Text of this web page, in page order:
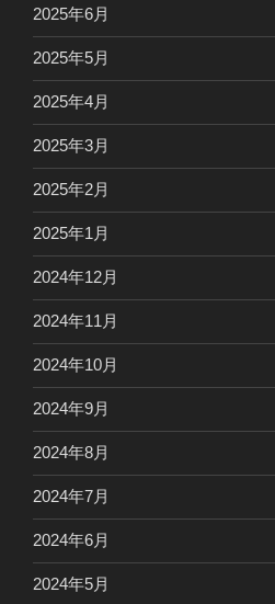
2025年6月
2025年5月
2025年4月
2025年3月
2025年2月
2025年1月
2024年12月
2024年11月
2024年10月
2024年9月
2024年8月
2024年7月
2024年6月
2024年5月